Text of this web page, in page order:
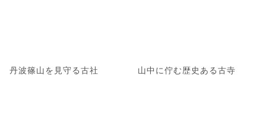
丹波篠山を見守る古社 山中に佇む歴史ある古寺